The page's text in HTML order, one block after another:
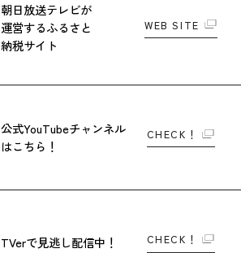
朝日放送テレビが
運営するふるさと
納税サイト
WEB SITE
公式YouTubeチャンネル
はこちら！
CHECK！
TVerで見逃し配信中！ CHECK！